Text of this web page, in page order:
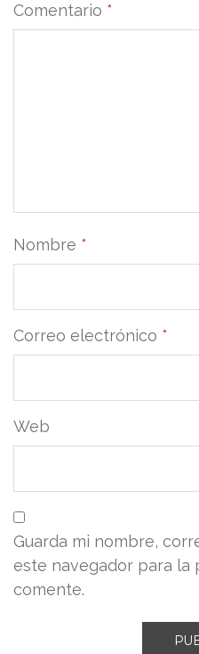
Comentario *
Nombre *
Correo electrónico *
Web
Guarda mi nombre,
este navegador para la
comente.